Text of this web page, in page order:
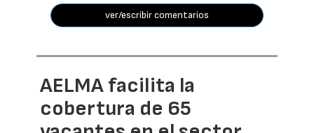
ver/escribir comentarios
AELMA facilita la
cobertura de 65